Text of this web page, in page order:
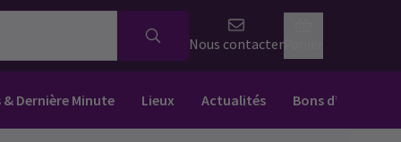
Nous contacter
& Dernière Minute Lieux Actualités Bons d’achat